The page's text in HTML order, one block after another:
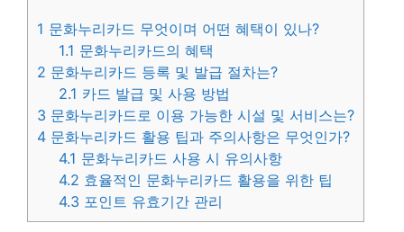
1 문화누리카드 무엇이며 어떤 혜택이 있나?
1.1 문화누리카드의 혜택
2 문화누리카드 등록 및 발급 절차는?
2.1 카드 발급 및 사용 방법
3 문화누리카드로 이용 가능한 시설 및 서비스는?
4 문화누리카드 활용 팁과 주의사항은 무엇인가?
4.1 문화누리카드 사용 시 유의사항
4.2 효율적인 문화누리카드 활용을 위한 팁
4.3 포인트 유효기간 관리